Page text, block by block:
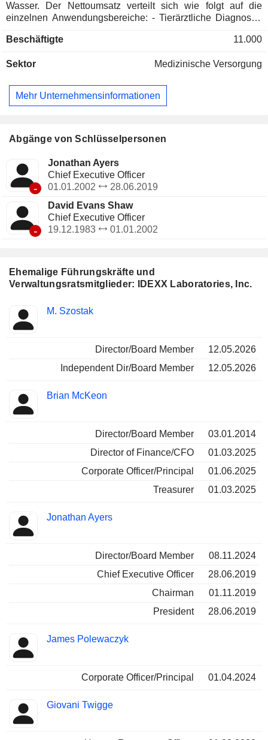
Ehemalige Führungskräfte und
Verwaltungsratsmitglieder: IDEXX Laboratories, Inc.
Insider
Besetzte
M. Szostak
Director/Board Member
12.05.2026
Independent Dir/Board Member
12.05.2026
Brian McKeon
Director/Board Member
03.01.2014
Director of Finance/CFO
01.03.2025
Corporate Officer/Principal
01.06.2025
Treasurer
01.03.2025
Jonathan Ayers
Director/Board Member
08.11.2024
Chief Executive Officer
28.06.2019
Chairman
01.11.2019
President
28.06.2019
James Polewaczyk
Corporate Officer/Principal 01.04.2024
Giovani Twigge
Wasser. Der Nettoumsatz verteilt sich wie folgt auf die
einzelnen Anwendungsbereiche: - Tierärztliche Diagnosen
Veterinärdiagnosen für Nutztiere und Geflügel (3,1%):
Wiederkäuern, Schweinen, Geflügel und Pferden zu
Molkereiprodukte an; - Sonstige (0,4%). Der Nettoumsatz
nach Einnahmequellen teilt sich auf in Produktverkäufe
(65%), Canada (3.9%), Americas (2.1%), Germany (4.5%),
Spanien (1,6%), Italien (1,5%), Schweiz (0,9%), Niederlande
(0,9%), Europa/Naher Osten/Afrika (5,1%), Australien
(2,5%), Japan (1,9%), China (0,9%) und Asien/Pazifik
(2,8%).
Beschäftigte 11.000
Sektor Medizinische Versorgung
Mehr Unternehmensinformationen
Abgänge von Schlüsselpersonen
-
Jonathan Ayers
Chief Executive Officer
01.01.2002
28.06.2019
-
David Evans Shaw
Chief Executive Officer
19.12.1983
01.01.2002